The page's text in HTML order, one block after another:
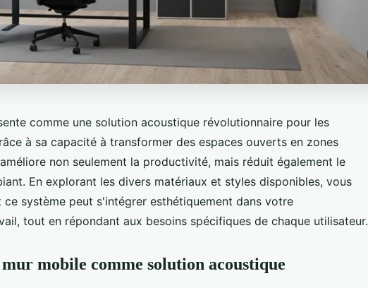
comme une solution acoustique révolutionnaire pour les
à sa capacité à transformer des espaces ouverts en zones
non seulement la productivité, mais réduit également le
En explorant les divers matériaux et styles disponibles, vous
système peut s'intégrer esthétiquement dans votre
tout en répondant aux besoins spécifiques de chaque utilisateur.
mobile comme solution acoustique